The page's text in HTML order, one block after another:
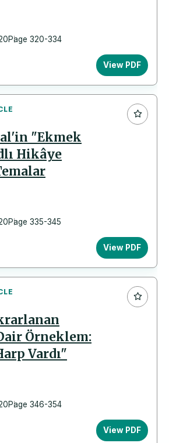
Page 320-334
View PDF
"Ekmek
Hikâye
Page 335-345
View PDF
Örneklem:
Vardı"
Page 346-354
View PDF